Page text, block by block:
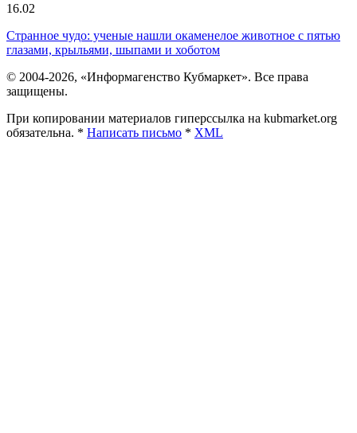
16.02
Странное чудо: ученые нашли окаменелое животное с пятью
глазами, крыльями, шыпами и хоботом
© 2004-2026, «Информагенство Кубмаркет». Все права
защищены.
При копировании материалов гиперссылка на kubmarket.org
обязательна. * Написать письмо * XML